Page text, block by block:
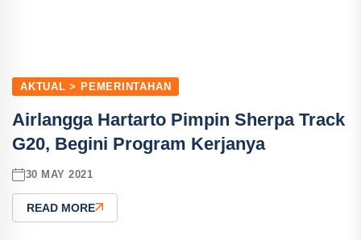
AKTUAL > PEMERINTAHAN
Airlangga Hartarto Pimpin Sherpa Track
G20, Begini Program Kerjanya
30 MAY 2021
READ MORE